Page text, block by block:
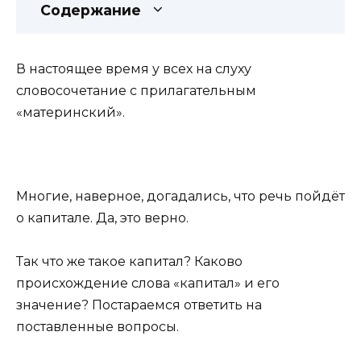
Содержание
В настоящее время у всех на слуху
словосочетание с прилагательным
«материнский».
Многие, наверное, догадались, что речь пойдёт
о капитале. Да, это верно.
Так что же такое капитал? Каково
происхождение слова «капитал» и его
значение? Постараемся ответить на
поставленные вопросы.